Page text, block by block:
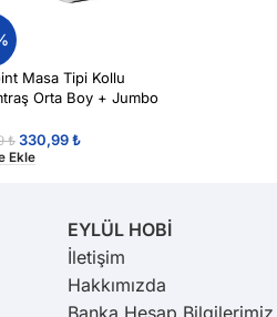
Masa Tipi Kollu
Orta Boy + Jumbo
₺ 330,99₺
Ekle
EYLÜL HOBİ
İletişim
Hakkımızda